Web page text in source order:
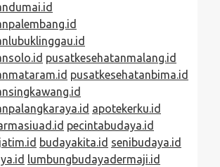
pusatkesehatanmalang.id
pusatkesehatanbima.id
apotekerku.id
pecintabudaya.id
budayakita.id senibudaya.id
lumbungbudayadermaji.id